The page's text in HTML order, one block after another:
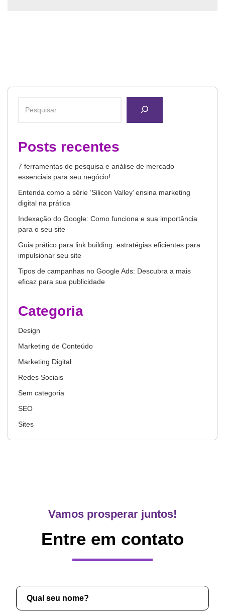
Posts recentes
7 ferramentas de pesquisa e análise de mercado
essenciais para seu negócio!
Entenda como a série ‘Silicon Valley’ ensina marketing
digital na prática
Indexação do Google: Como funciona e sua importância
para o seu site
Guia prático para link building: estratégias eficientes para
impulsionar seu site
Tipos de campanhas no Google Ads: Descubra a mais
eficaz para sua publicidade
Categoria
Design
Marketing de Conteúdo
Marketing Digital
Redes Sociais
Sem categoria
SEO
Sites
Vamos prosperar juntos!
Entre em contato